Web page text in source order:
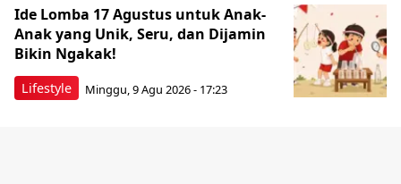
Lifestyle
Ide Lomba 17 Agustus untuk Anak-
Anak yang Unik, Seru, dan Dijamin
Bikin Ngakak!
Minggu, 9 Agu 2026 - 17:23